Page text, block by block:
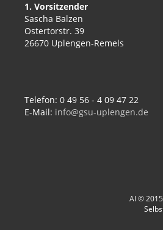
1. Vorsitzender
Sascha Balzen
Ostertorstr. 39
26670 Uplengen-Remels
Telefon: 0 49 56 - 4 09 47 22
E-Mail: info@gsu-uplengen.de
AI ©